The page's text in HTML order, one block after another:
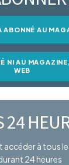
ABONNÉ AU
NI AU
WEB
24
accéder à tous
24 heures